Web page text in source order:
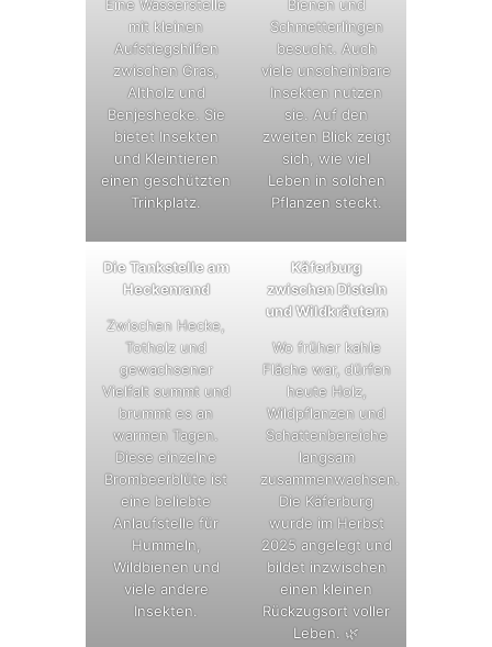
Eine Wasserstelle
mit kleinen
Aufstiegshilfen
zwischen Gras,
Altholz und
Benjeshecke. Sie
bietet Insekten
und Kleintieren
einen geschützten
Trinkplatz.
Bienen und
Schmetterlingen
besucht. Auch
viele unscheinbare
Insekten nutzen
sie. Auf den
zweiten Blick zeigt
sich, wie viel
Leben in solchen
Pflanzen steckt.
Die Tankstelle am
Heckenrand
Zwischen Hecke,
Totholz und
gewachsener
Vielfalt summt und
brummt es an
warmen Tagen.
Diese einzelne
Brombeerblüte ist
eine beliebte
Anlaufstelle für
Hummeln,
Wildbienen und
viele andere
Insekten.
Käferburg
zwischen Disteln
und Wildkräutern
Wo früher kahle
Fläche war, dürfen
heute Holz,
Wildpflanzen und
Schattenbereiche
langsam
zusammenwachsen.
Die Käferburg
wurde im Herbst
2025 angelegt und
bildet inzwischen
einen kleinen
Rückzugsort voller
Leben. 🌿